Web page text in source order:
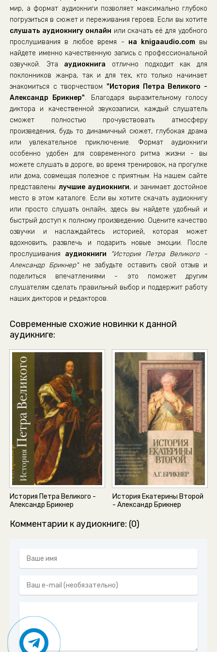
01_02_03_00_Иностранцы в России
01_02_04_01_Начало преобразований
01_02_04_02_Начало преобразований
01_02_04_03_Начало преобразований
01_03_01_00_Признаки неудовольствия
01_03_02_01_Стрелецкий бунт 1698 года
01_03_02_02_Стрелецкий бунт 1698 года
01_03_03_01_Общий ропот
01_03_03_02_Общий ропот
01_03_04_01_Бунты на юго-востоке
01_03_04_02_Бунты на юго-востоке
01_03_04_03_Бунты на юго-востоке
01_03_05_01_Царевич Алексей Петрович
01_03_05_02_Царевич Алексей Петрович
01_03_05_03_Царевич Алексей Петрович
01_03_05_04_Царевич Алексей Петрович
01_03_05_05_Царевич Алексей Петрович
02_04_02_01_Северная война до 1710 года
02_04_02_02_Битва при Нарве
02_04_02_03_Начало успехов
02_04_02_04_Дипломатические сношения
02_04_02_05_Военные действия до Полтавской битвы
02_04_02_06_Мазепа
02_04_02_07_Полтава, Выборг, Рига
02_04_03_01_Прутский поход
02_04_03_02_Прутский поход
02_04_03_03_Прутский поход
02_04_04_01_Продолжение Северной войны и
02_04_04_02_Путешестивие Петра
02_04_04_04_Гангеут
02_04_04_06_Кризис на Севере
02_04_04_08_Пребывание Петра в Париже
02_04_05_00_Окончание Северной войны
02_04_06_00_Отношения к Азии
мир, а формат аудиокниги позволяет максимально глубоко
погрузиться в сюжет и переживания героев. Если вы хотите
слушать аудиокнигу онлайн или скачать её для удобного
прослушивания в любое время - на knigaaudio.comвы
найдете именно качественную запись с профессиональной
озвучкой. Эта аудиокнига отлично подходит как для
поклонников жанра, так и для тех, кто только начинает
знакомиться с творчеством "История Петра Великого -
Александр Брикнер". Благодаря выразительному голосу
диктора и качественной звукозаписи, каждый слушатель
сможет полностью прочувствовать атмосферу
произведения, будь то динамичный сюжет, глубокая драма
или увлекательное приключение. Формат аудиокниги
особенно удобен для современного ритма жизни - вы
можете слушать в дороге, во время тренировок, на прогулке
или дома, совмещая полезное с приятным. На нашем сайте
представлены лучшие аудиокниги, и занимает достойное
место в этом каталоге. Если вы хотите скачать аудиокнигу
или просто слушать онлайн, здесь вы найдете удобный и
быстрый доступ к полному произведению. Оцените качество
озвучки и наслаждайтесь историей, которая может
вдохновить, развлечь и подарить новые эмоции. После
прослушивания аудиокниги
"История Петра Великого -
Александр Брикнер"не забудьте оставить свой отзыв и
поделиться впечатлениями - это поможет другим
слушателям сделать правильный выбор и поддержит работу
наших дикторов и редакторов.
Современные схожие новинки к данной
аудикниге:
История Петра Великого -
Александр Брикнер
История Екатерины Второй
- Александр Брикнер
Комментарии к аудиокниге: (0)